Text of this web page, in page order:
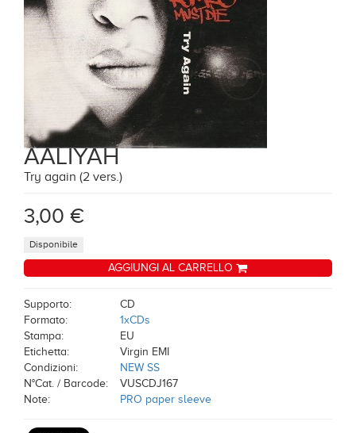
AALIYAH
Try again (2 vers.)
3,00 €
Disponibile
AGGIUNGI AL CARRELLO
Supporto:
CD
Formato:
1xCDs
Stampa:
EU
Etichetta:
Virgin EMI
Condizioni:
NEW SS
N°Cat. / Barcode:
VUSCDJ167
Note:
PRO paper sleeve